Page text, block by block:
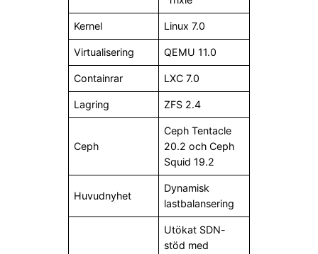
Kernel Linux 7.0
Virtualisering QEMU 11.0
Containrar LXC 7.0
Lagring ZFS 2.4
Ceph
Ceph Tentacle
20.2 och Ceph
Squid 19.2
Huvudnyhet
Dynamisk
lastbalansering
Utökat SDN-
stöd med